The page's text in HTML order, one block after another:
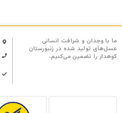
ما با وجدان و شرافت انسانی
عسل‌های تولید شده در زنبورستان
کوهدار را تضمین می‌کنیم.